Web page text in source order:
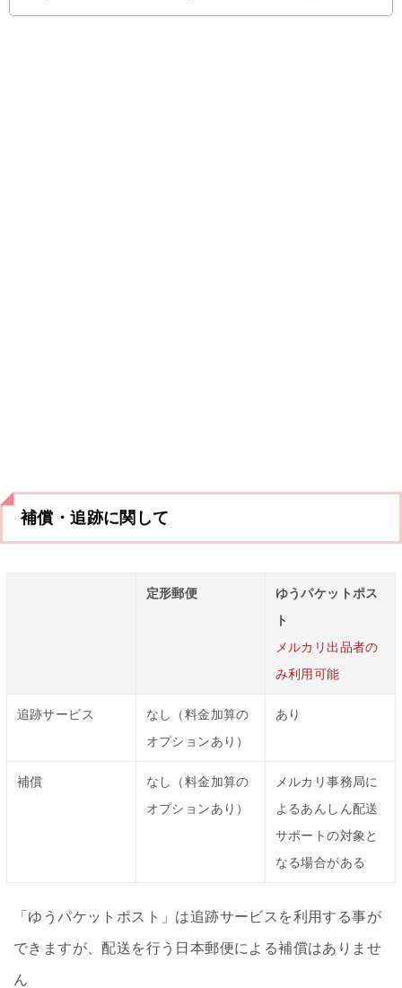
補償・追跡に関して
定形郵便
ゆうパケットポス
ト
メルカリ出品者の
み利用可能
追跡サービス
なし（料金加算の
オプションあり）
あり
補償
なし（料金加算の
オプションあり）
メルカリ事務局に
よるあんしん配送
サポートの対象と
なる場合がある
「ゆうパケットポスト」は追跡サービスを利用する事が
できますが、配送を行う日本郵便による補償はありませ
ん